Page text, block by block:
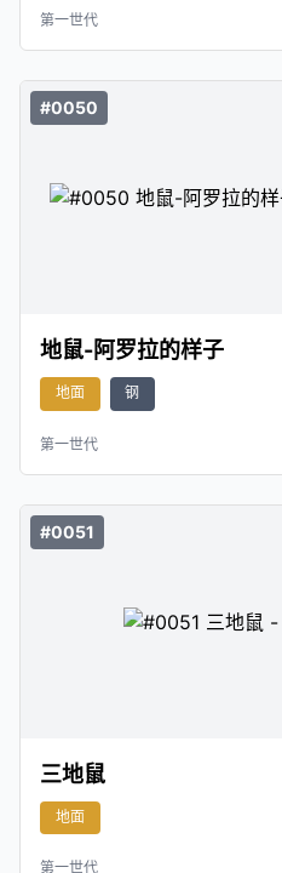
第一世代
#0050
地鼠-阿罗拉的样子
地面 钢
第一世代
#0051
三地鼠
地面
第一世代